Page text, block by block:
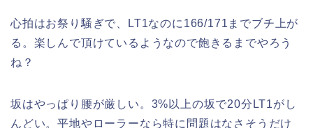
心拍はお祭り騒ぎで、LT1なのに166/171までブチ上が
る。楽しんで頂けているようなので飽きるまでやろう
ね？
坂はやっぱり腰が厳しい。3%以上の坂で20分LT1がし
んどい。平地やローラーなら特に問題はなさそうだけ